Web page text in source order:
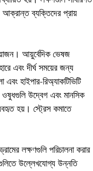
আক্রান্ত ব্যক্তিদের প্রায়
আয়ুর্বেদিক ভেষজ
এবং দীর্ঘ সময়ের জন্য
হাইপার-রিঅ্যাকটিভিটি
উদ্বেগ এবং মানসিক
হয়। স্ট্রেস কমাতে
লক্ষণগুলি পরিচালনা করার
উল্লেখযোগ্য উন্নতি